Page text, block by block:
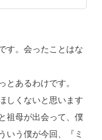
す。会ったことはな
とあるわけです。
しくないと思います
祖母が出会って、僕
いう僕が今回、『ミ